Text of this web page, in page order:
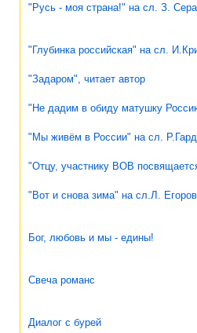
"Русь - моя страна!" на сл. З.
"Глубинка российская" на сл.
"Задаром", читает автор
"Не дадим в обиду матушку
"Мы живём в России" на сл.
"Отцу, участнику ВОВ
"Вот и снова зима" на сл.Л.
Бог, любовь и мы - едины!
Свеча романс
Диалог с бурей